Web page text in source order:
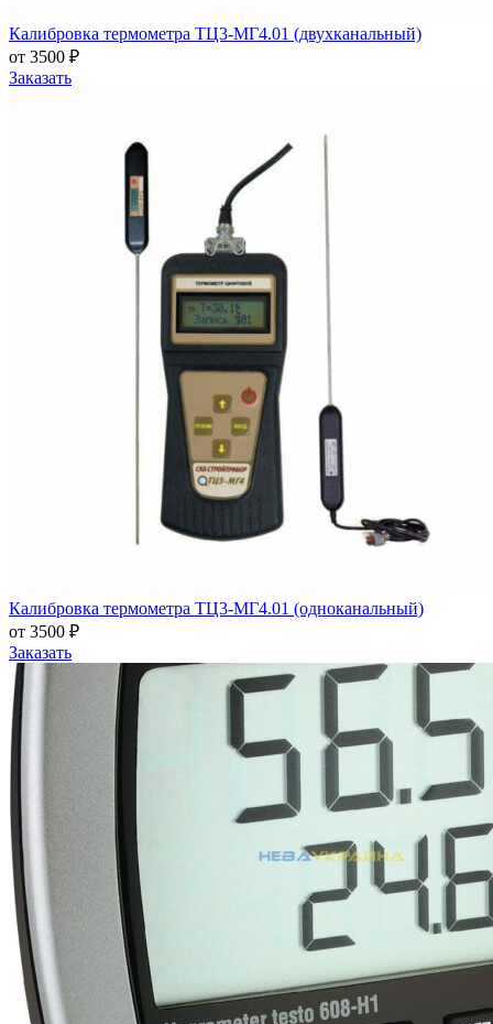
Калибровка термометра ТЦ3-МГ4.01 (двухканальный)
от 3500 ₽
Заказать
Калибровка термометра ТЦ3-МГ4.01 (одноканальный)
от 3500 ₽
Заказать